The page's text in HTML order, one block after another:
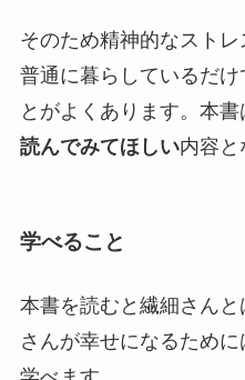
そのため精神的なスト
普通に暮らしているだ
とがよくあります。本書
読んでみてほしい内容と
学べること
本書を読むと繊細さん
さんが幸せになるため